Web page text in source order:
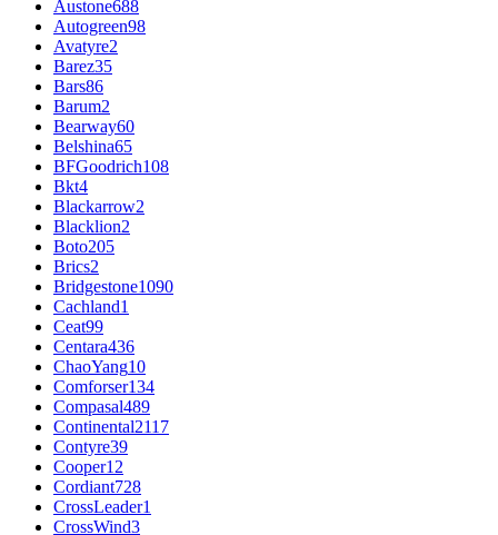
Austone688
Autogreen98
Avatyre2
Barez35
Bars86
Barum2
Bearway60
Belshina65
BFGoodrich108
Bkt4
Blackarrow2
Blacklion2
Boto205
Brics2
Bridgestone1090
Cachland1
Ceat99
Centara436
ChaoYang10
Comforser134
Compasal489
Continental2117
Contyre39
Cooper12
Cordiant728
CrossLeader1
CrossWind3